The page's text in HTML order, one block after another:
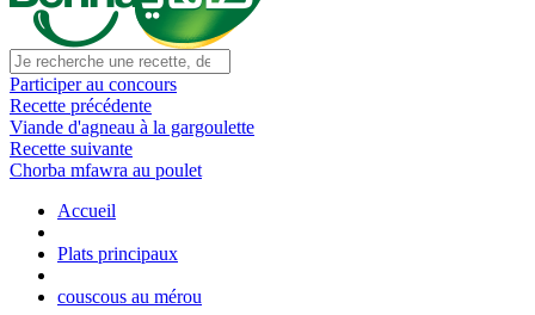
Participer au concours
Recette précédente
Viande d'agneau à la gargoulette
Recette suivante
Chorba mfawra au poulet
Accueil
Plats principaux
couscous au mérou